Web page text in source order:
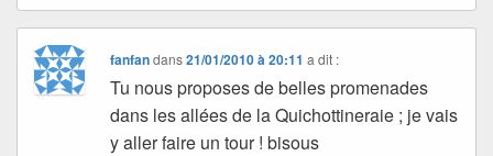
fanfandans21/01/2010 à 20:11 a dit :
Tu nous proposes de belles promenades
dans les allées de la Quichottineraie ; je vais
y aller faire un tour ! bisous